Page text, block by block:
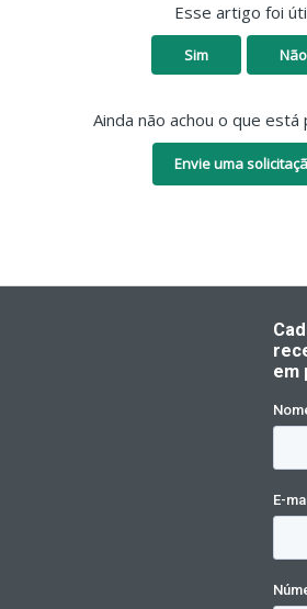
Esse artigo foi
Sim Não
Ainda não achou o que está
Envie uma